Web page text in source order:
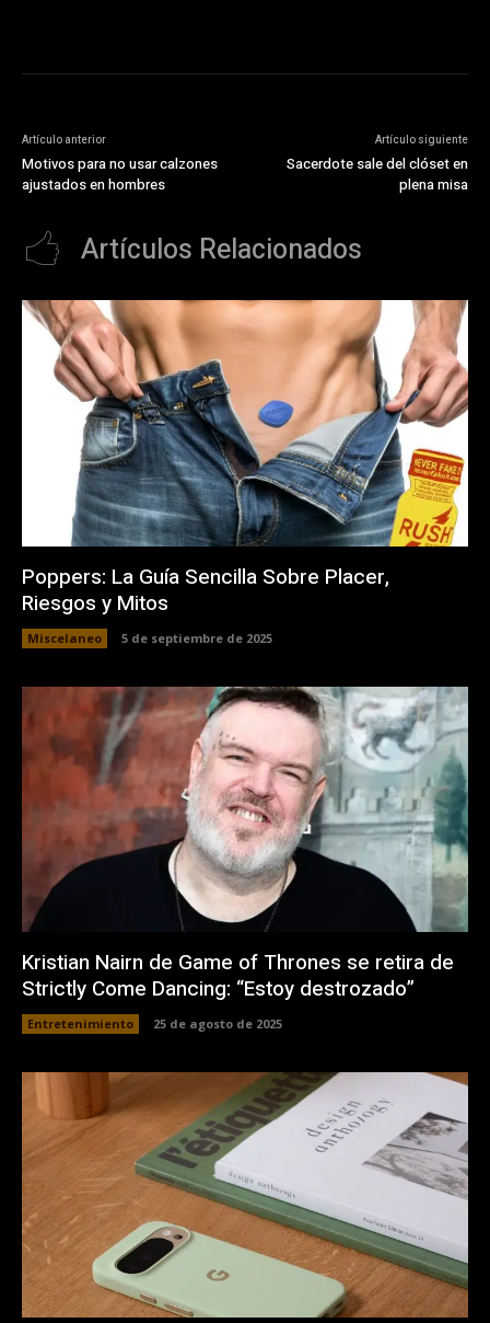
Artículo anterior
Motivos para no usar calzones
ajustados en hombres
Artículo siguiente
Sacerdote sale del clóset en
plena misa
Artículos Relacionados
Poppers: La Guía Sencilla Sobre Placer,
Riesgos y Mitos
Miscelaneo 5 de septiembre de 2025
Kristian Nairn de Game of Thrones se retira de
Strictly Come Dancing: “Estoy destrozado”
Entretenimiento 25 de agosto de 2025